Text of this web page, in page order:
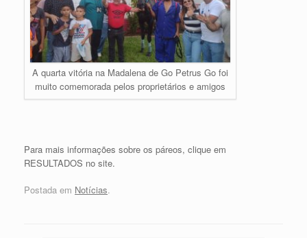
A quarta vitória na Madalena de Go Petrus Go foi
muito comemorada pelos proprietários e amigos
Para mais informações sobre os páreos, clique em
RESULTADOS no site.
Postada em Notícias.